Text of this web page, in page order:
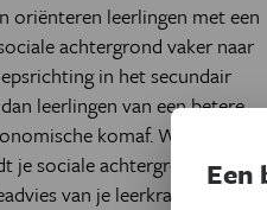
oriënteren leerlingen met een
achtergrond vaker naar
in het secundair
leerlingen van een betere
komaf. Waarom
je sociale achtergrond het
van je leerkracht?
Een